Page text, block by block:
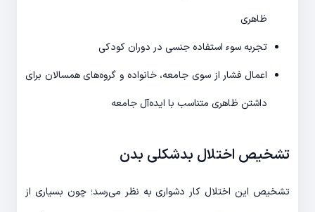
ظاهری
تجربه سوء استفاده جنسی در دوران کودکی
اعمال فشار از سوی جامعه، خانواده و گروه‌های همسالان برای
داشتن ظاهری متناسب با ایده‌آل جامعه
تشخیص اختلال بدشکلی بدن
تشخیص این اختلال کار دشواری به نظر می‌رسد؛ چون بسیاری از